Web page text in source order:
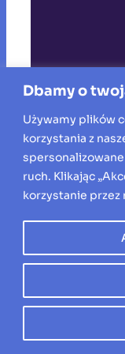
Dbamy o
Używamy plików
korzystania z
ruch. Klikając
korzystanie przez